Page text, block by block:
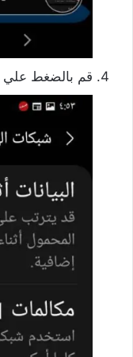
قم بالضغط علي